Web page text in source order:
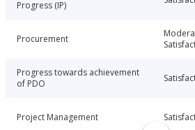
Progress (IP)
Procurement
Progress towards achievement
of PDO
Project Management